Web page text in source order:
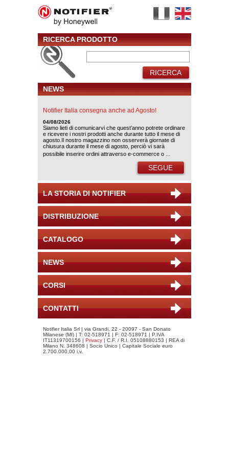
RICERCA PRODOTTO
RICERCA
NEWS
Notifier Italia consegna anche ad Agosto!
04/08/2026
Siamo lieti di comunicarvi che quest’anno potrete ordinare
e ricevere i nostri prodotti anche durante tutto il mese di
agosto.Il nostro magazzino non osserverà giornate di
chiusura durante il mese di agosto, perciò vi sarà
possibile inserire ordini attraverso e-commerce o ...
SEGUE
LA STORIA DI NOTIFIER
DISTRIBUZIONE
CATALOGO
NEWS
CORSI
CONTATTI
Notifier Italia Srl | via Grandi, 22 - 20097 - San Donato
Milanese (MI) | T: 02-518971 | F: 02-518971 | P.IVA
IT11319700156 | Privacy | C.F. / R.I. 05108880153 | REA di
Milano N. 348608 | Socio Unico | Capitale Sociale euro
2.700.000,00 i.v.